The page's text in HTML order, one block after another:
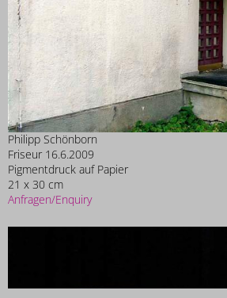
Philipp Schönborn
Friseur 16.6.2009
Pigmentdruck auf Papier
21 x 30 cm
Anfragen/Enquiry